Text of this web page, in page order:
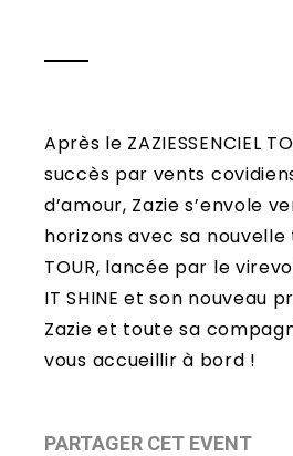
Après le ZAZIESSENCIEL
succès par vents
d’amour, Zazie s’envole
horizons avec sa nouvelle
TOUR, lancée par le
IT SHINE et son nouveau
Zazie et toute sa
vous accueillir à bord !
PARTAGER CET EVENT